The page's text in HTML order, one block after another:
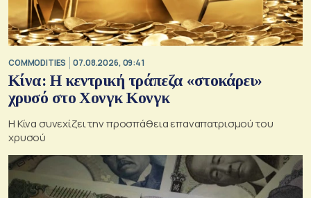
COMMODITIES 07.08.2026, 09:41
Κίνα: Η κεντρική τράπεζα «στοκάρει»
χρυσό στο Χονγκ Κονγκ
Η Κίνα συνεχίζει την προσπάθεια επαναπατρισμού του
χρυσού